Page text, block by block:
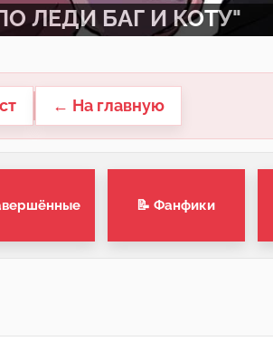
ЛЕДИ БАГ И КОТУ"
← На главную
📝 Фанфики